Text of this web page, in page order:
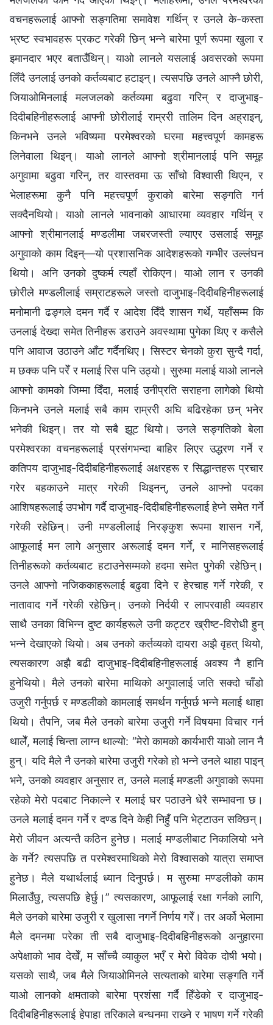
वचनहरूलाई आफ्‍नो सङ्गतिमा समावेश गर्थिन् र उनले के-कस्ता
भ्रष्ट स्वभावहरू प्रकट गरेकी छिन् भन्‍ने बारेमा पूर्ण रूपमा खुला र
इमानदार भएर बताउँथिन्। याओ लानले यसलाई अवसरको रूपमा
लिँदै उनलाई उनको कर्तव्यबाट हटाइन्। त्यसपछि उनले आफ्‍नै छोरी,
जियाओमिनलाई मलजलको कर्तव्यमा बढुवा गरिन् र दाजुभाइ-
दिदीबहिनीहरूलाई आफ्‍नी छोरीलाई राम्ररी तालिम दिन अह्राइन्,
किनभने उनले भविष्यमा परमेश्‍वरको घरमा महत्त्वपूर्ण कामहरू
लिनेवाला थिइन्। याओ लानले आफ्‍नो श्रीमानलाई पनि समूह
अगुवामा बढुवा गरिन्, तर वास्तवमा ऊ साँचो विश्‍वासी थिएन, र
भेलाहरूमा कुनै पनि महत्त्वपूर्ण कुराको बारेमा सङ्गति गर्न
सक्दैनथियो। याओ लानले भावनाको आधारमा व्यवहार गर्थिन् र
आफ्‍नो श्रीमानलाई मण्डलीमा जबरजस्ती ल्याएर उसलाई समूह
अगुवाको काम दिइन्—यो प्रशासनिक आदेशहरूको गम्‍भीर उल्लंघन
थियो। अनि उनको दुष्कर्म त्यहाँ रोकिएन। याओ लान र उनकी
छोरीले मण्डलीलाई सम्राटहरूले जस्तो दाजुभाइ-दिदीबहिनीहरूलाई
मनोमानी ढङ्गले दमन गर्दै र आदेश दिँदै शासन गर्थे, यहाँसम्‍म कि
उनलाई देख्दा समेत तिनीहरू डराउने अवस्थामा पुगेका थिए र कसैले
पनि आवाज उठाउने आँट गर्दैनथिए। सिस्टर चेनको कुरा सुन्दै गर्दा,
म छक्‍क पनि परेँ र मलाई रिस पनि उठ्यो। सुरुमा मलाई याओ लानले
आफ्‍नो कामको जिम्‍मा दिँदा, मलाई उनीप्रति सराहना लागेको थियो
किनभने उनले मलाई सबै काम राम्ररी अघि बढिरहेका छन् भनेर
भनेकी थिइन्। तर यो सबै झूट थियो। उनले सङ्गतिको बेला
परमेश्‍वरका वचनहरूलाई प्रसंगभन्दा बाहिर लिएर उद्धरण गर्ने र
कतिपय दाजुभाइ-दिदीबहिनीहरूलाई अक्षरहरू र सिद्धान्तहरू प्रचार
गरेर बहकाउने मात्र गरेकी थिइनन्, उनले आफ्‍नो पदका
आशिषहरूलाई उपभोग गर्दै दाजुभाइ-दिदीबहिनीहरूलाई हेप्‍ने समेत गर्ने
गरेकी रहेछिन्। उनी मण्डलीलाई निरङ्कुश रूपमा शासन गर्ने,
आफूलाई मन लागे अनुसार अरूलाई दमन गर्ने, र मानिसहरूलाई
तिनीहरूको कर्तव्यबाट हटाउनेसम्‍मको हदमा समेत पुगेकी रहेछिन्।
उनले आफ्‍नो नजिककाहरूलाई बढुवा दिने र हेरचाह गर्ने गरेकी, र
नातावाद गर्ने गरेकी रहेछिन्। उनको निर्दयी र लापरवाही व्यवहार
साथै उनका विभिन्‍न दुष्ट कार्यहरूले उनी कट्टर ख्रीष्ट-विरोधी हुन्
भन्‍ने देखाएको थियो। अब उनको कर्तव्यको दायरा अझै वृहत् थियो,
त्यसकारण अझै बढी दाजुभाइ-दिदीबहिनीहरूलाई अवश्य नै हानि
हुनेथियो। मैले उनको बारेमा माथिको अगुवालाई जति सक्दो चाँडो
उजुरी गर्नुपर्छ र मण्डलीको कामलाई समर्थन गर्नुपर्छ भन्‍ने मलाई थाहा
थियो। तैपनि, जब मैले उनको बारेमा उजुरी गर्ने विषयमा विचार गर्न
थालेँ, मलाई चिन्ता लाग्‍न थाल्यो: “मेरो कामको कार्यभारी याओ लान नै
हुन्। यदि मैले नै उनको बारेमा उजुरी गरेको हो भन्‍ने उनले थाहा पाइन्
भने, उनको व्यवहार अनुसार त, उनले मलाई मण्डली अगुवाको रूपमा
रहेको मेरो पदबाट निकाल्‍ने र मलाई घर पठाउने धेरै सम्‍भावना छ।
उनले मलाई दमन गर्ने र दण्ड दिने केही निहुँ पनि भेट्टाउन सक्छिन्।
मेरो जीवन अत्यन्तै कठिन हुनेछ। मलाई मण्डलीबाट निकालियो भने
के गर्ने? त्यसपछि त परमेश्‍वरमाथिको मेरो विश्‍वासको यात्रा समाप्त
हुनेछ। मैले यथार्थलाई ध्यान दिनुपर्छ। म सुरुमा मण्डलीको काम
मिलाउँछु, त्यसपछि हेर्छु।” त्यसकारण, आफूलाई रक्षा गर्नको लागि,
मैले उनको बारेमा उजुरी र खुलासा नगर्ने निर्णय गरेँ। तर अर्को भेलामा
मैले दमनमा परेका ती सबै दाजुभाइ-दिदीबहिनीहरूको अनुहारमा
अपेक्षाको भाव देखेँ, म साँच्‍चै व्याकुल भएँ र मेरो विवेक दोषी भयो।
यसको साथै, जब मैले जियाओमिनले सत्यताको बारेमा सङ्गति गर्ने
याओ लानको क्षमताको बारेमा प्रशंसा गर्दै हिँडेको र दाजुभाइ-
दिदीबहिनीहरूलाई हेपाहा तरिकाले बन्धनमा राख्‍ने र भाषण गर्ने गरेकी